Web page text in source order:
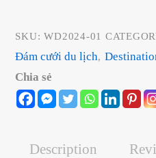
SKU:WD2024-01
Đám cưới du lịch,
Chia sẻ
Description